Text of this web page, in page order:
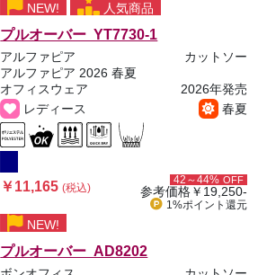
NEW! 人気商品
プルオーバー YT7730-1
アルファピア
カットソー
アルファピア 2026 春夏
オフィスウェア
2026年発売
レディース
春夏
￥11,165(税込)
42～44% OFF
参考価格￥19,250-
1%ポイント 還元
NEW!
プルオーバー AD8202